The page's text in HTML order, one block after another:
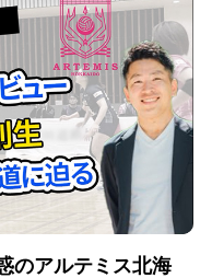
のアルテミス北海